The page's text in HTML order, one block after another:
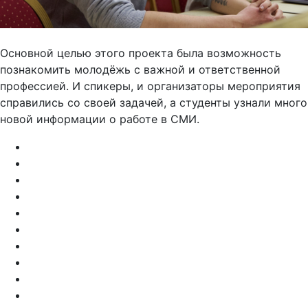
Основной целью этого проекта была возможность
познакомить молодёжь с важной и ответственной
профессией. И спикеры, и организаторы мероприятия
справились со своей задачей, а студенты узнали много
новой информации о работе в СМИ.